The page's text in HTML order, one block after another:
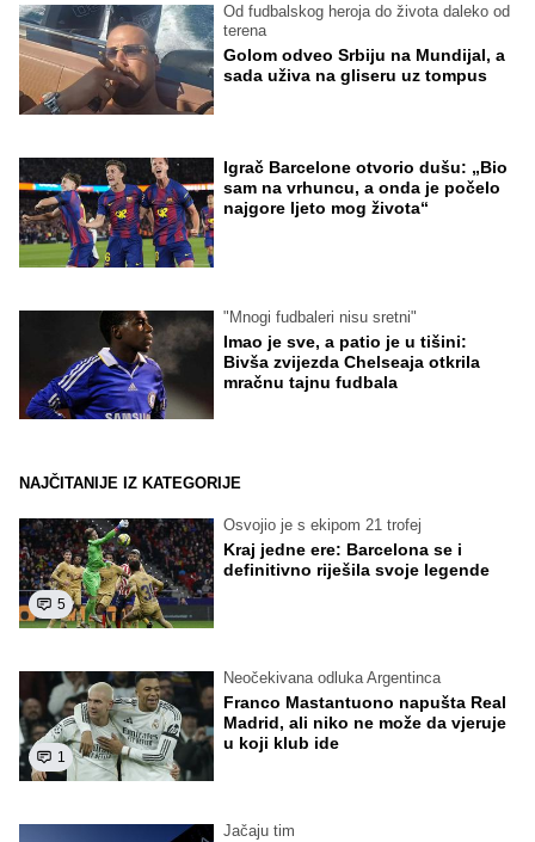
Od fudbalskog heroja do života daleko od
terena
Golom odveo Srbiju na Mundijal, a
sada uživa na gliseru uz tompus
Igrač Barcelone otvorio dušu: „Bio
sam na vrhuncu, a onda je počelo
najgore ljeto mog života“
"Mnogi fudbaleri nisu sretni"
Imao je sve, a patio je u tišini:
Bivša zvijezda Chelseaja otkrila
mračnu tajnu fudbala
NAJČITANIJE IZ KATEGORIJE
5
Osvojio je s ekipom 21 trofej
Kraj jedne ere: Barcelona se i
definitivno riješila svoje legende
1
Neočekivana odluka Argentinca
Franco Mastantuono napušta Real
Madrid, ali niko ne može da vjeruje
u koji klub ide
Jačaju tim